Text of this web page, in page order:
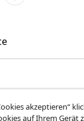
akzeptieren“
auf Ihrem Gerät